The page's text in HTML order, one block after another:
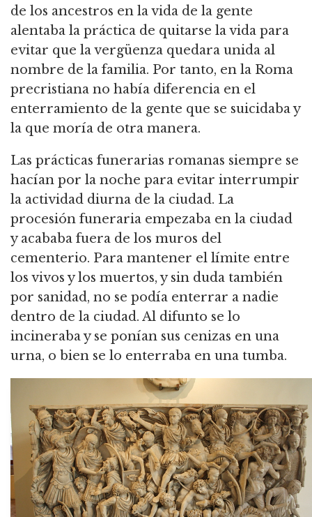
de los ancestros en la vida de la gente
alentaba la práctica de quitarse la vida para
evitar que la vergüenza quedara unida al
nombre de la familia. Por tanto, en la Roma
precristiana no había diferencia en el
enterramiento de la gente que se suicidaba y
la que moría de otra manera.
Las prácticas funerarias romanas siempre se
hacían por la noche para evitar interrumpir
la actividad diurna de la ciudad. La
procesión funeraria empezaba en la ciudad
y acababa fuera de los muros del
cementerio. Para mantener el límite entre
los vivos y los muertos, y sin duda también
por sanidad, no se podía enterrar a nadie
dentro de la ciudad. Al difunto se lo
incineraba y se ponían sus cenizas en una
urna, o bien se lo enterraba en una tumba.